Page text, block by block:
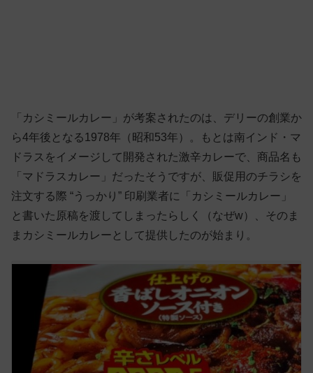
「カシミールカレー」が考案されたのは、デリーの創業か
ら4年後となる1978年（昭和53年）。もとは南インド・マ
ドラスをイメージして開発された激辛カレーで、商品名も
「マドラスカレー」だったそうですが、販促用のチラシを
注文する際 “うっかり” 印刷業者に「カシミールカレー」
と書いた原稿を渡してしまったらしく（なぜw）、そのま
まカシミールカレーとして提供したのが始まり。